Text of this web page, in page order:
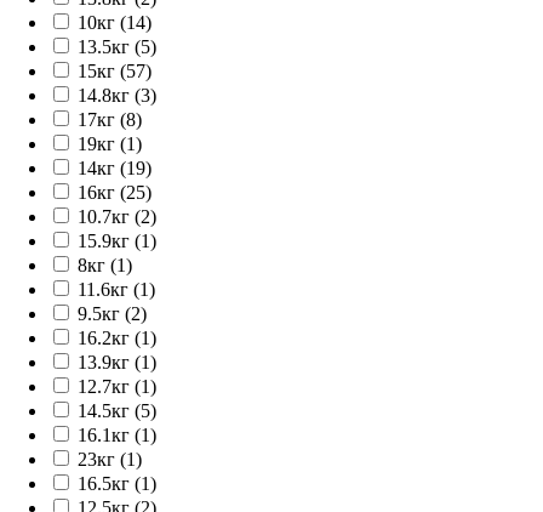
10кг (14)
13.5кг (5)
15кг (57)
14.8кг (3)
17кг (8)
19кг (1)
14кг (19)
16кг (25)
10.7кг (2)
15.9кг (1)
8кг (1)
11.6кг (1)
9.5кг (2)
16.2кг (1)
13.9кг (1)
12.7кг (1)
14.5кг (5)
16.1кг (1)
23кг (1)
16.5кг (1)
12.5кг (2)